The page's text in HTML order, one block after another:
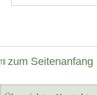
zum Seitenanfang